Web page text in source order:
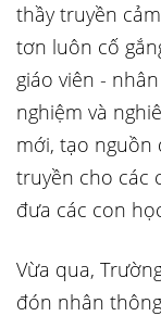
thầy truyền
tơn luôn cố
giáo viên -
nghiệm và
mới, tạo nguồn
truyền cho các
đưa các con
Vừa qua,
đón nhân